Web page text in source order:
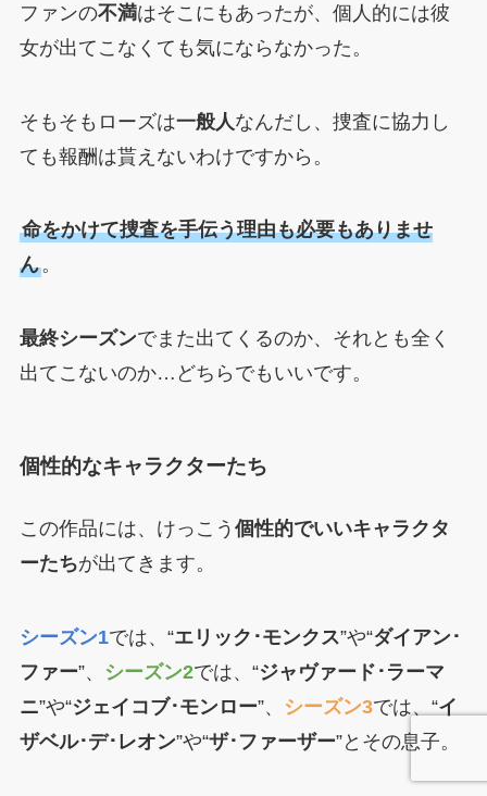
ファンの不満はそこにもあったが、個人的には彼
女が出てこなくても気にならなかった。
そもそもローズは一般人 なんだし、捜査に協力し
ても報酬は貰えないわけですから。
命をかけて捜査を手伝う理由も必要もありませ
ん。
最終シーズンでまた出てくるのか、それとも全く
出てこないのか…どちらでもいいです。
個性的なキャラクターたち
この作品には、けっこう 個性的でいいキャラクタ
ーたちが出てきます。
シーズン1では、“エリック･モンクス”や“ダイアン･
ファー”、 シーズン2では、“ジャヴァード･ラーマ
ニ”や“ジェイコブ･モンロー”、 シーズン3では、“イ
ザベル･デ･レオン”や“ザ･ファーザー”とその息子。